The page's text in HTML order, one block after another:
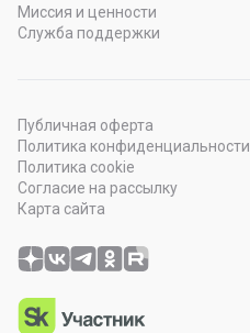
Миссия и ценности
Служба поддержки
Публичная оферта
Политика конфиденциальности
Политика cookie
Согласие на рассылку
Карта сайта